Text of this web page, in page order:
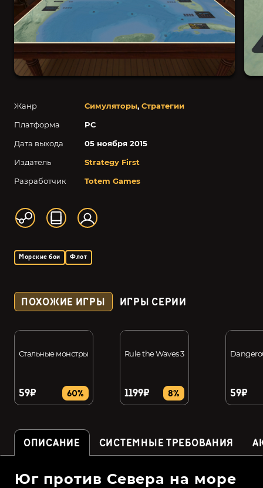
Жанр Симуляторы, Стратегии
Платформа
PC
Дата выхода
05 ноября 2015
Издатель
Strategy First
Разработчик
Totem Games
Морские бои Флот
ПОХОЖИЕ ИГРЫ ИГРЫ СЕРИИ
Стальные монстры
59₽ 60%
Rule the Waves 3
1199₽ 8% 59₽
ОПИСАНИЕ СИСТЕМНЫЕ ТРЕБОВАНИЯ
Юг против Севера на море